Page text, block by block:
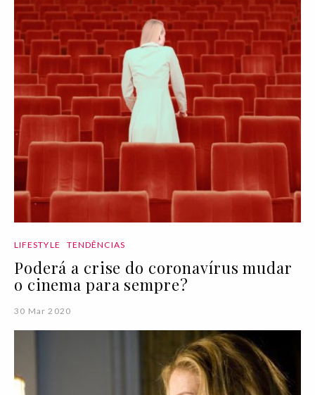
LIFESTYLE TENDÊNCIAS
Poderá a crise do coronavírus mudar
o cinema para sempre?
30 Mar 2020